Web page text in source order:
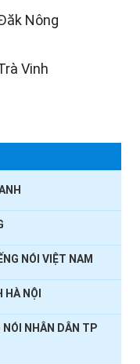
Nông
Vinh
NÓI VIỆT NAM
NỘI
NHÂN DÂN TP